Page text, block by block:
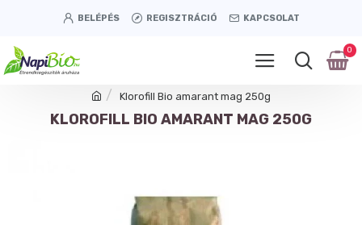
BELÉPÉS REGISZTRÁCIÓ KAPCSOLAT
0
Klorofill Bio amarant mag 250g
KLOROFILL BIO AMARANT MAG 250G